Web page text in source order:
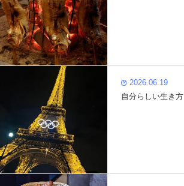
2026.06.19
自分らしい生き方